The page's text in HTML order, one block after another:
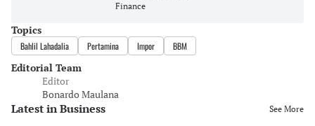
Finance
Topics
Bahlil Lahadalia Pertamina Impor BBM
Editorial Team
Editor
Bonardo Maulana
Latest in Business See More